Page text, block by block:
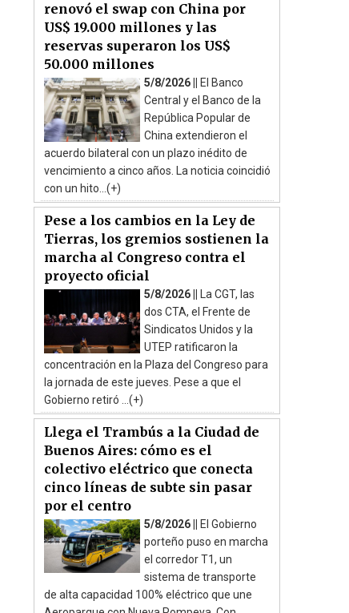
renovó el swap con China por
US$ 19.000 millones y las
reservas superaron los US$
50.000 millones
5/8/2026 ||
El Banco
Central y el Banco de la
República Popular de
China extendieron el
acuerdo bilateral con un plazo inédito de
vencimiento a cinco años. La noticia coincidió
con un hito...(+)
Pese a los cambios en la Ley de
Tierras, los gremios sostienen la
marcha al Congreso contra el
proyecto oficial
5/8/2026 ||
La CGT, las
dos CTA, el Frente de
Sindicatos Unidos y la
UTEP ratificaron la
concentración en la Plaza del Congreso para
la jornada de este jueves. Pese a que el
Gobierno retiró ...(+)
Llega el Trambús a la Ciudad de
Buenos Aires: cómo es el
colectivo eléctrico que conecta
cinco líneas de subte sin pasar
por el centro
5/8/2026 ||
El Gobierno
porteño puso en marcha
el corredor T1, un
sistema de transporte
de alta capacidad 100% eléctrico que une